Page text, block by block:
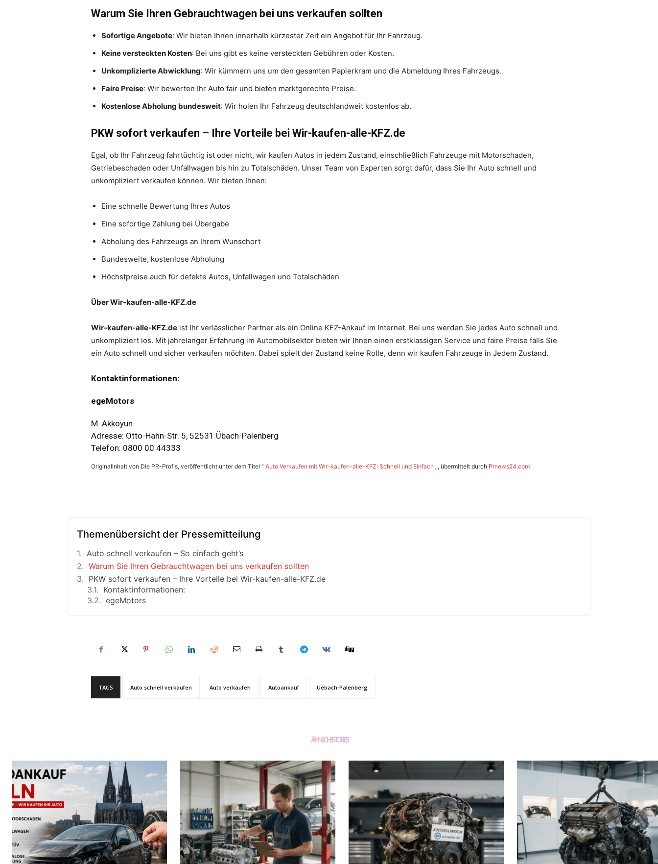
Warum Sie Ihren Gebrauchtwagen bei uns verkaufen sollten
Sofortige Angebote: Wir bieten Ihnen innerhalb kürzester Zeit ein Angebot für Ihr Fahrzeug.
Keine versteckten Kosten: Bei uns gibt es keine versteckten Gebühren oder Kosten.
Unkomplizierte Abwicklung: Wir kümmern uns um den gesamten Papierkram und die Abmeldung Ihres Fahrzeugs.
Faire Preise: Wir bewerten Ihr Auto fair und bieten marktgerechte Preise.
Kostenlose Abholung bundesweit: Wir holen Ihr Fahrzeug deutschlandweit kostenlos ab.
PKW sofort verkaufen – Ihre Vorteile bei Wir-kaufen-alle-KFZ.de
Egal, ob Ihr Fahrzeug fahrtüchtig ist oder nicht, wir kaufen Autos in jedem Zustand, einschließlich Fahrzeuge mit Motorschaden,
Getriebeschaden oder Unfallwagen bis hin zu Totalschäden. Unser Team von Experten sorgt dafür, dass Sie Ihr Auto schnell und
unkompliziert verkaufen können. Wir bieten Ihnen:
Eine schnelle Bewertung Ihres Autos
Eine sofortige Zahlung bei Übergabe
Abholung des Fahrzeugs an Ihrem Wunschort
Bundesweite, kostenlose Abholung
Höchstpreise auch für defekte Autos, Unfallwagen und Totalschäden
Über Wir-kaufen-alle-KFZ.de
Wir-kaufen-alle-KFZ.de ist Ihr verlässlicher Partner als ein Online KFZ-Ankauf im Internet. Bei uns werden Sie jedes Auto schnell und
unkompliziert los. Mit jahrelanger Erfahrung im Automobilsektor bieten wir Ihnen einen erstklassigen Service und faire Preise falls Sie
ein Auto schnell und sicher verkaufen möchten. Dabei spielt der Zustand keine Rolle, denn wir kaufen Fahrzeuge in Jedem Zustand.
Kontaktinformationen:
egeMotors
M. Akkoyun
Adresse: Otto-Hahn-Str. 5, 52531 Übach-Palenberg
Telefon: 0800 00 44333
Originalinhalt von Die PR-Profis, veröffentlicht unter dem Titel “ Auto Verkaufen mit Wir-kaufen-alle-KFZ: Schnell und Einfach „, übermittelt durch Prnews24.com
Themenübersicht der Pressemitteilung
Auto schnell verkaufen – So einfach geht’s
Warum Sie Ihren Gebrauchtwagen bei uns verkaufen sollten
PKW sofort verkaufen – Ihre Vorteile bei Wir-kaufen-alle-KFZ.de
Kontaktinformationen:
egeMotors
TAGS Auto schnell verkaufen Auto verkaufen Autoankauf Uebach-Palenberg
ÄHNLICHE STORIES